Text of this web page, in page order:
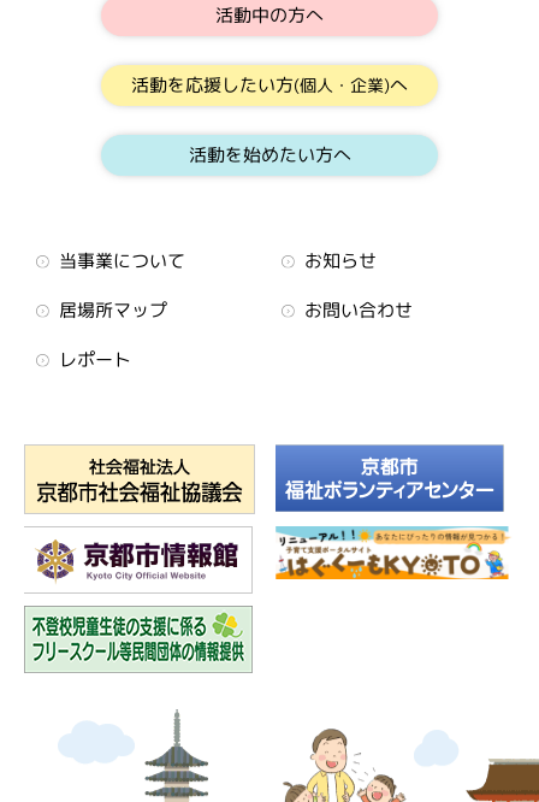
活動中の方へ
活動を応援したい方(個人・企業)へ
活動を始めたい方へ
当事業について
お知らせ
居場所マップ
お問い合わせ
レポート